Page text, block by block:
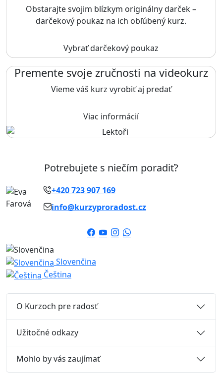
Obstarajte svojim blízkym originálny darček –
darčekový poukaz na ich obľúbený kurz.
Vybrať darčekový poukaz
Premente svoje zručnosti na videokurz
Vieme váš kurz vyrobiť aj predať
Viac informácií
Potrebujete s niečím poradiť?
+420 723 907 169
info@kurzyproradost.cz
Slovenčina
Čeština
O Kurzoch pre radosť
Užitočné odkazy
Mohlo by vás zaujímať